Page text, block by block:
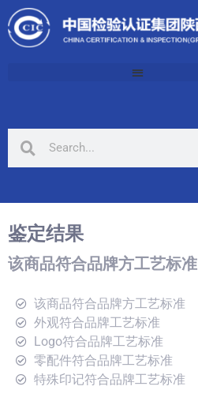
鉴定结果
该商品符合品牌方工艺标准
该商品符合品牌方工艺标准
外观符合品牌工艺标准
Logo符合品牌工艺标准
零配件符合品牌工艺标准
特殊印记符合品牌工艺标准